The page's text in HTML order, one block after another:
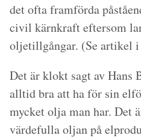
det ofta framförda
civil kärnkraft eftersom
oljetillgångar. (Se artikel
Det är klokt sagt av
alltid bra att ha för sin
mycket olja man har. Det
värdefulla oljan på